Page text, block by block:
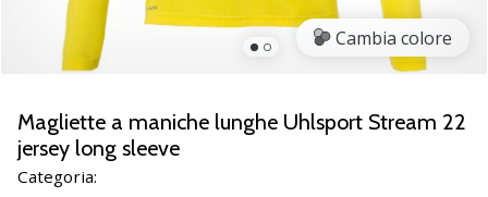
ambassador
Weplayvolleyball
un
fanatico
della
pallavolo
Cambia colore
Magliette a maniche lunghe Uhlsport Stream 22
jersey long sleeve
Categoria: